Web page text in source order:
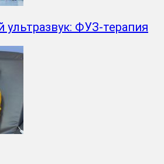
ФУЗ-терапия